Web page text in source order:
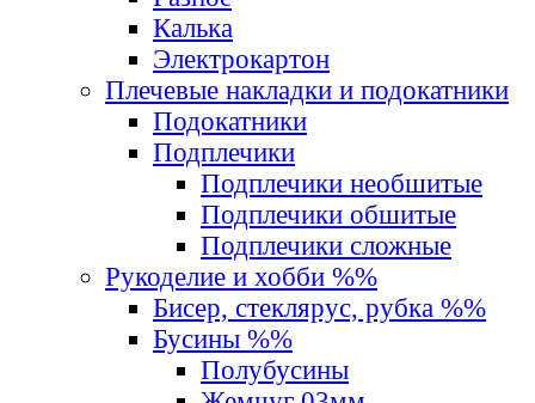
Калька
Электрокартон
Плечевые накладки и подокатники
Подокатники
Подплечики
Подплечики необшитые
Подплечики обшитые
Подплечики сложные
Рукоделие и хобби %%
Бисер, стеклярус, рубка %%
Бусины %%
Полубусины